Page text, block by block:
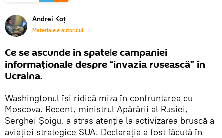
Andrei Koț
Materialele autorului
Ce se ascunde în spatele campaniei
informaționale despre “invazia rusească” în
Ucraina.
Washingtonul își ridică miza în confruntarea cu
Moscova. Recent, ministrul Apărării al Rusiei,
Serghei Șoigu, a atras atenție la activizarea bruscă a
aviației strategice SUA. Declarația a fost făcută în